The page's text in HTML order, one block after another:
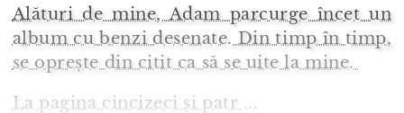
Alături de mine, Adam parcurge încet un
album cu benzi desenate. Din timp în timp,
se oprește din citit ca să se uite la mine.
La pagina cincizeci și patr ...